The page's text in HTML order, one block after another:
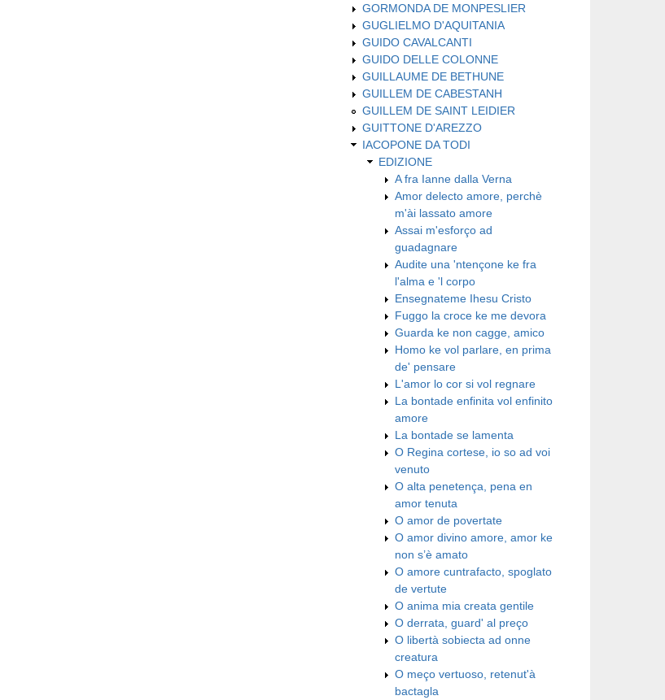
GORMONDA DE MONPESLIER
GUGLIELMO D'AQUITANIA
GUIDO CAVALCANTI
GUIDO DELLE COLONNE
GUILLAUME DE BETHUNE
GUILLEM DE CABESTANH
GUILLEM DE SAINT LEIDIER
GUITTONE D'AREZZO
IACOPONE DA TODI
EDIZIONE
A fra Ianne dalla Verna
Amor delecto amore, perchè
m'ài lassato amore
Assai m'esforço ad
guadagnare
Audite una 'ntençone ke fra
l'alma e 'l corpo
Ensegnateme Ihesu Cristo
Fuggo la croce ke me devora
Guarda ke non cagge, amico
Homo ke vol parlare, en prima
de' pensare
L'amor lo cor si vol regnare
La bontade enfinita vol enfinito
amore
La bontade se lamenta
O Regina cortese, io so ad voi
venuto
O alta penetença, pena en
amor tenuta
O amor de povertate
O amor divino amore, amor ke
non s’è amato
O amore cuntrafacto, spoglato
de vertute
O anima mia creata gentile
O derrata, guard' al preço
O libertà sobiecta ad onne
creatura
O meço vertuoso, retenut'à
bactagla